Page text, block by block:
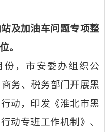
站及加油车问题专项整
。
份，市安委办组织公
务、税务部门开展黑
动，印发《淮北市黑
动专班工作机制》、